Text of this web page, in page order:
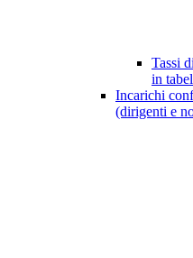
Tassi
in
Incarichi
(dirigenti e